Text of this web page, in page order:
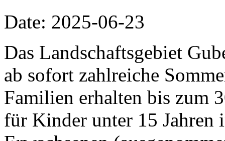
Date: 2025-06-23
Das Landschaftsgebiet
ab sofort zahlreiche
Familien erhalten bis zum
für Kinder unter 15 Jahren